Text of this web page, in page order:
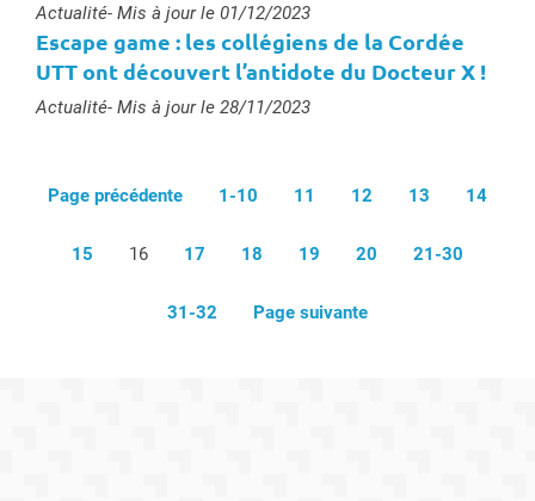
Type :
Actualité- Mis à jour le 01/12/2023
Escape game : les collégiens de la Cordée
UTT ont découvert l’antidote du Docteur X !
Type :
Actualité- Mis à jour le 28/11/2023
Page précédente 1-10 11 12 13 14
15 16 17 18 19 20 21-30
31-32 Page suivante